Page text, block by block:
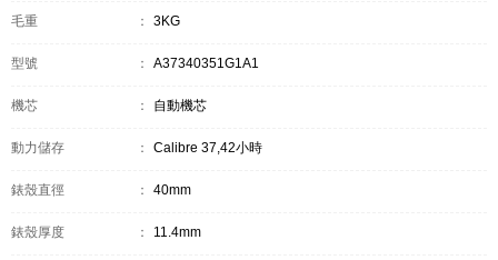
毛重 ： 3KG
型號 ： A37340351G1A1
機芯 ： 自動機芯
動力儲存 ： Calibre 37,42小時
錶殼直徑 ： 40mm
錶殼厚度 ： 11.4mm